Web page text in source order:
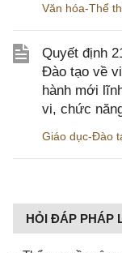
Văn hóa-Thể
Quyết định
Đào tạo về
hành mới
vi, chức
Giáo dục-Đào
HỎI ĐÁP PHÁP